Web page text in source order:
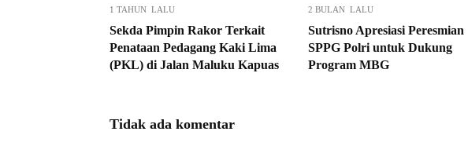
1 TAHUN LALU
Sekda Pimpin Rakor Terkait
Penataan Pedagang Kaki Lima
(PKL) di Jalan Maluku Kapuas
2 BULAN LALU
Sutrisno Apresiasi Peresmian
SPPG Polri untuk Dukung
Program MBG
Tidak ada komentar